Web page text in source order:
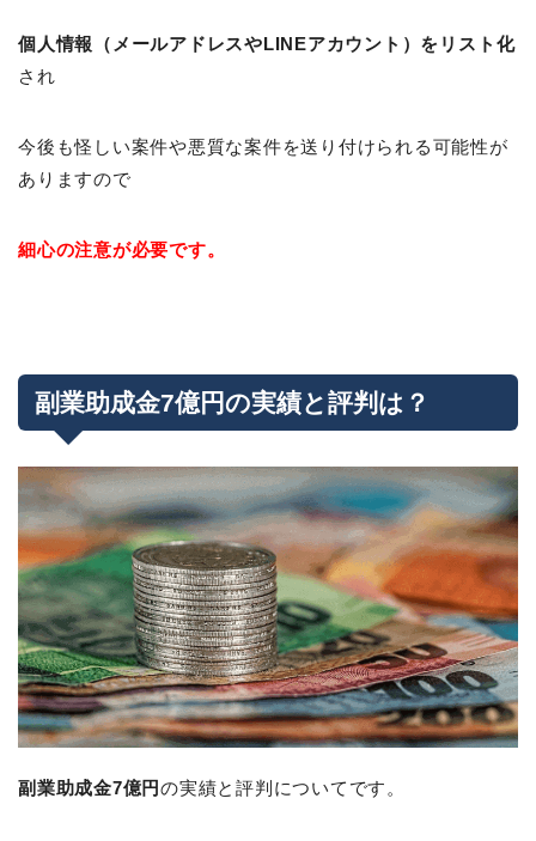
個人情報（メールアドレスやLINEアカウント）をリスト化
され
今後も怪しい案件や悪質な案件を送り付けられる可能性が
ありますので
細心の注意が必要です。
副業助成金7億円の実績と評判は？
副業助成金7億円の実績と評判についてです。